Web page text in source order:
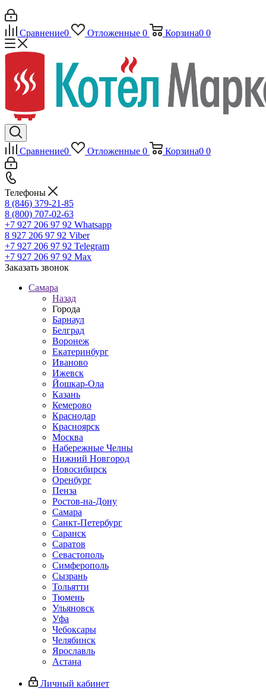
Сравнение0 Отложенные 0 Корзина0 0
Сравнение0 Отложенные 0 Корзина0 0
Телефоны
8 (846) 379-21-85
8 (800) 707-02-63
+7 927 206 97 92 Whatsapp
8 927 206 97 92 Viber
+7 927 206 97 92 Telegram
+7 927 206 97 92 Max
Заказать звонок
Самара
Назад
Города
Барнаул
Белград
Воронеж
Екатеринбург
Иваново
Ижевск
Йошкар-Ола
Казань
Кемерово
Краснодар
Красноярск
Москва
Набережные Челны
Нижний Новгород
Новосибирск
Оренбург
Пенза
Ростов-на-Дону
Самара
Санкт-Петербург
Саранск
Саратов
Севастополь
Симферополь
Сызрань
Тольятти
Тюмень
Ульяновск
Уфа
Чебоксары
Челябинск
Ярославль
Астана
Личный кабинет